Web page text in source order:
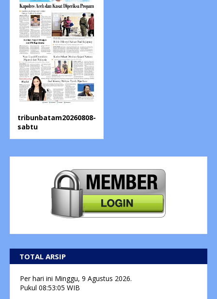
tribunbatam20260808-
sabtu
TOTAL ARSIP
Per hari ini Minggu, 9 Agustus 2026.
Pukul 08:53:05 WIB